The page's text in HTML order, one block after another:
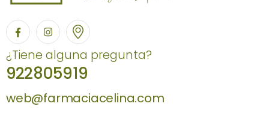
¿Tiene alguna pregunta?
922805919
web@farmaciacelina.com